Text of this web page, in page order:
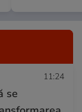
11:24
se